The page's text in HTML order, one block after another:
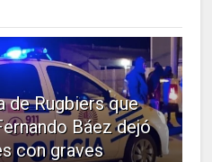
de Rugbiers que
Báez dejó
con graves